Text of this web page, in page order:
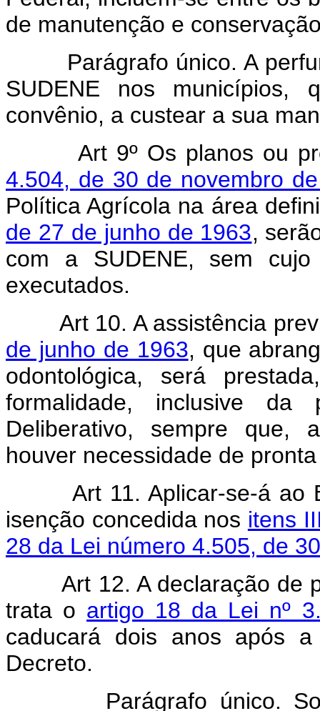
de manutenção e
Parágrafo único. A
SUDENE nos municípios,
convênio, a custear a sua
Art 9º Os planos ou
4.504, de 30 de novembro
Política Agrícola na área
de 27 de junho de 1963,
com a SUDENE, sem
executados.
Art 10. A assistência
de junho de 1963, que
odontológica, será
formalidade, inclusive da
Deliberativo, sempre que,
houver necessidade de
Art 11. Aplicar-se-á ao
isenção concedida nos itens
28 da Lei número 4.505, de
Art 12. A declaração de
trata o artigo 18 da Lei nº
caducará dois anos após
Decreto.
Parágrafo único. Sob